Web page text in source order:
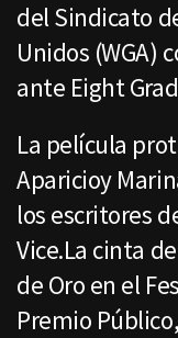
del Sindicato
Unidos (WGA)
ante Eight
La película
Aparicioy
los escritores
Vice.La cinta
de Oro en el
Premio